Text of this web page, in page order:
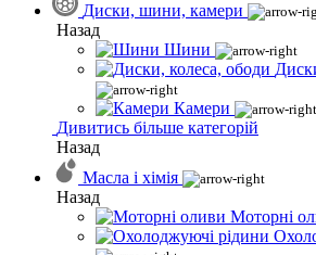
Диски, шини, камери
Назад
Шини
Камери
Дивитись більше категорій
Назад
Масла і хімія
Назад
Моторні